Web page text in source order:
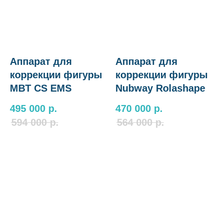
Аппарат для
коррекции фигуры
MBT CS EMS
495 000 р.
594 000 р.
Аппарат для
коррекции фигуры
Nubway Rolashape
470 000 р.
564 000 р.